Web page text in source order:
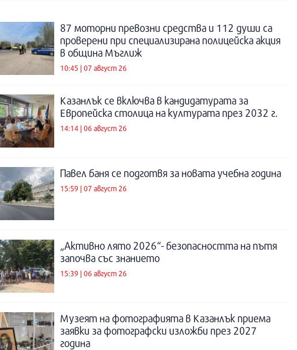
87 моторни превозни средства и 112 души са
проверени при специализирана полицейска акция
в община Мъглиж
10:45 | 07 август 26
Казанлък се включва в кандидатурата за
Европейска столица на културата през 2032 г.
14:14 | 06 август 26
Павел баня се подготвя за новата учебна година
15:59 | 07 август 26
„Активно лято 2026“- безопасността на пътя
започва със знанието
15:39 | 06 август 26
Музеят на фотографията в Казанлък приема
заявки за фотографски изложби през 2027
година